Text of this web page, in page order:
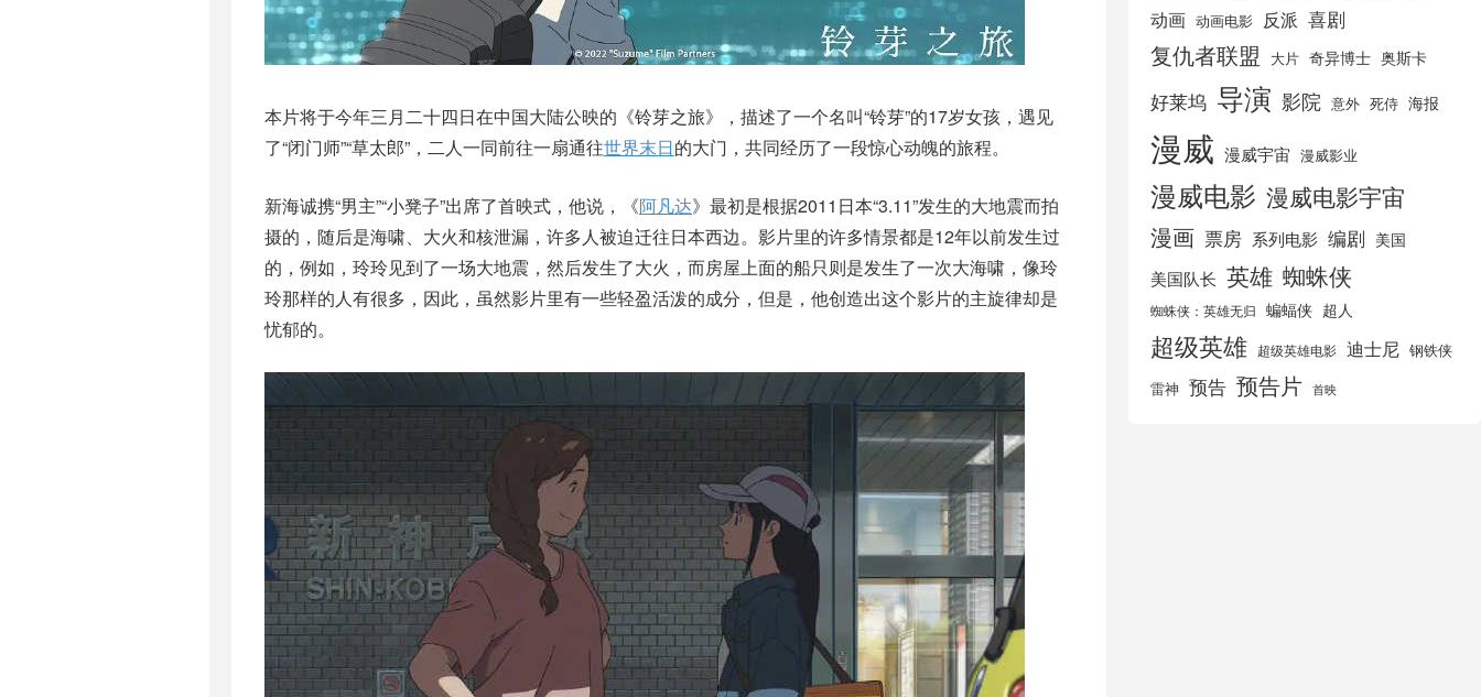
本片将于今年三月二十四日在中国大陆公映的《铃芽之旅》，描述了一个名叫“铃芽”的17岁女孩，遇见
了“闭门师”“草太郎”，二人一同前往一扇通往世界末日的大门，共同经历了一段惊心动魄的旅程。
新海诚携“男主”“小凳子”出席了首映式，他说，《阿凡达》最初是根据2011日本“3.11”发生的大地震而拍
摄的，随后是海啸、大火和核泄漏，许多人被迫迁往日本西边。影片里的许多情景都是12年以前发生过
的，例如，玲玲见到了一场大地震，然后发生了大火，而房屋上面的船只则是发生了一次大海啸，像玲
玲那样的人有很多，因此，虽然影片里有一些轻盈活泼的成分，但是，他创造出这个影片的主旋律却是
忧郁的。
动画 动画电影 反派 喜剧
复仇者联盟 大片 奇异博士 奥斯卡
好莱坞 导演 影院 意外 死侍 海报
漫威 漫威宇宙 漫威影业
漫威电影 漫威电影宇宙
漫画 票房 系列电影 编剧 美国
美国队长 英雄 蜘蛛侠
蜘蛛侠：英雄无归 蝙蝠侠 超人
超级英雄 超级英雄电影 迪士尼 钢铁侠
雷神 预告 预告片 首映